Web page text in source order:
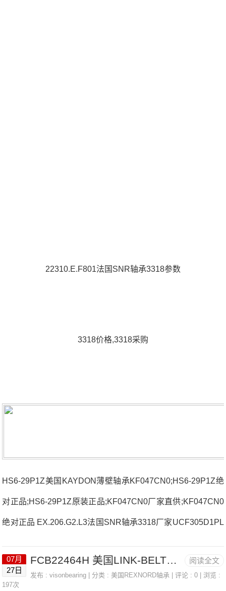
22310.E.F801法国SNR轴承3318参数
3318价格,3318采购
HS6-29P1Z美国KAYDON薄壁轴承KF047CN0;HS6-29P1Z绝
对正品;HS6-29P1Z原装正品;KF047CN0厂家直供;KF047CN0
绝对正品 EX.206.G2.L3法国SNR轴承3318厂家UCF305D1PL
R轴承3318参数3318价格,3318采购 热销型号推荐：3318，F
CB22464H HS6-29P1Z，P4BE211-SRB-CRE热销品牌推
阅读全文
07月
27日
FCB22464H 美国LINK-BELT轴承座 3207
发布 :visonbearing | 分类 :美国REXNORD轴承 | 评论 : 0 | 浏览 :
197次